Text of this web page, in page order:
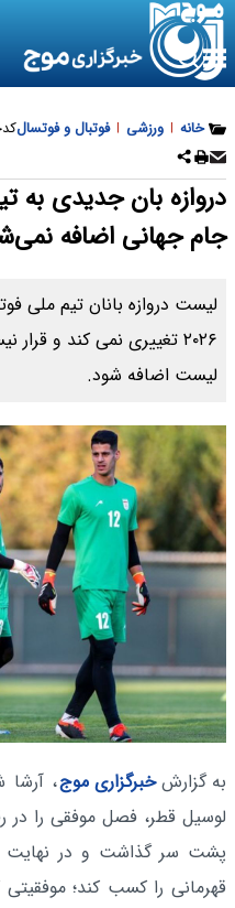
خانه | ورزشی | فوتبال و فوتسال
دروازه بان جدیدی به
جام جهانی اضافه
لیست دروازه بانان تیم ملی
۲۰۲۶ تغییری نمی کند و
لیست اضافه شود.
به گزارشخبرگزاری موج، آرشا
لوسیل قطر، فصل موفقی را
پشت سر گذاشت و در نهایت
قهرمانی را کسب کند؛